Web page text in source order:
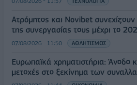
Ατρόμητος και Novibet
της συνεργασίας τους μέχρι το
07/08/2026 - 11:50 ΑΘΛΗΤΙΣΜΟΣ
Ευρωπαϊκά χρηματιστήρια: Άνοδο
μετοχές στο ξεκίνημα των